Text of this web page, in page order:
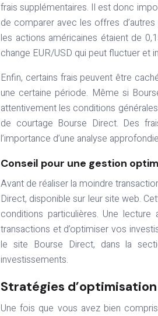
frais supplémentaires. Il est donc
de comparer avec les offres
les actions américaines étaient de
change EUR/USD qui peut fluctuer et
Enfin, certains frais peuvent être
une certaine période. Même si
attentivement les conditions
de courtage Bourse Direct. Des
l’importance d’une analyse
Conseil pour une gestion
Avant de réaliser la moindre
Direct, disponible sur leur site web.
conditions particulières. Une
transactions et d’optimiser vos
le site Bourse Direct, dans la
investissements.
Stratégies
Une fois que vous avez bien